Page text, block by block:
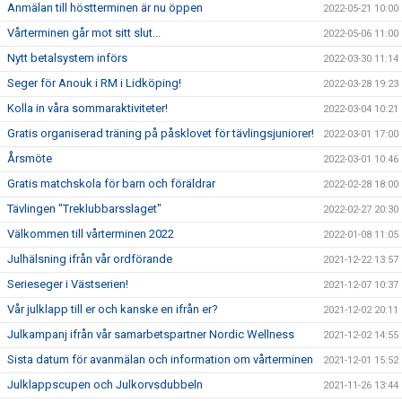
Anmälan till höstterminen är nu öppen 2022-05-21 10:00
Vårterminen går mot sitt slut... 2022-05-06 11:00
Nytt betalsystem införs 2022-03-30 11:14
Seger för Anouk i RM i Lidköping! 2022-03-28 19:23
Kolla in våra sommaraktiviteter! 2022-03-04 10:21
Gratis organiserad träning på påsklovet för tävlingsjuniorer! 2022-03-01 17:00
Årsmöte 2022-03-01 10:46
Gratis matchskola för barn och föräldrar 2022-02-28 18:00
Tävlingen "Treklubbarsslaget" 2022-02-27 20:30
Välkommen till vårterminen 2022 2022-01-08 11:05
Julhälsning ifrån vår ordförande 2021-12-22 13:57
Serieseger i Västserien! 2021-12-07 10:37
Vår julklapp till er och kanske en ifrån er? 2021-12-02 20:11
Julkampanj ifrån vår samarbetspartner Nordic Wellness 2021-12-02 14:55
Sista datum för avanmälan och information om vårterminen 2021-12-01 15:52
Julklappscupen och Julkorvsdubbeln 2021-11-26 13:44